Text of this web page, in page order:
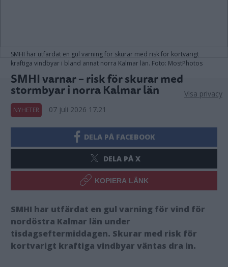
SMHI har utfärdat en gul varning för skurar med risk för kortvarigt
kraftiga vindbyar i bland annat norra Kalmar län. Foto: MostPhotos
SMHI varnar – risk för skurar med
stormbyar i norra Kalmar län
NYHETER 07 juli 2026 17.21
DELA PÅ FACEBOOK
DELA PÅ X
KOPIERA LÄNK
SMHI har utfärdat en gul varning för vind för
nordöstra Kalmar län under
tisdagseftermiddagen. Skurar med risk för
kortvarigt kraftiga vindbyar väntas dra in.
Visa privacy